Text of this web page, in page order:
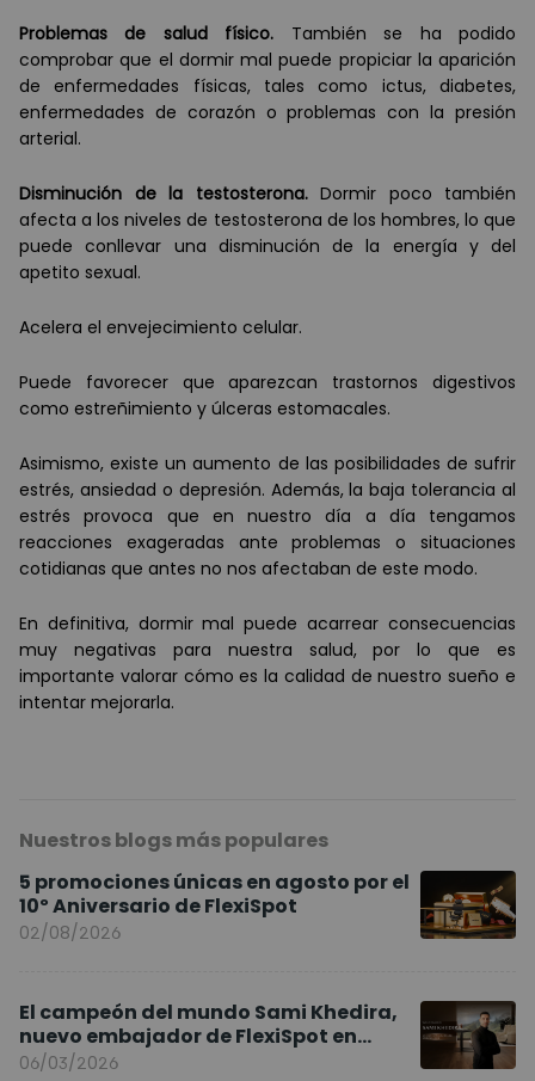
Problemas de salud físico. También se ha podido
comprobar que el dormir mal puede propiciar la aparición
de enfermedades físicas, tales como ictus, diabetes,
enfermedades de corazón o problemas con la presión
arterial.
Disminución de la testosterona.Dormir poco también
afecta a los niveles de testosterona de los hombres, lo que
puede conllevar una disminución de la energía y del
apetito sexual.
Acelera el envejecimiento celular.
Puede favorecer que aparezcan trastornos digestivos
como estreñimiento y úlceras estomacales.
Asimismo, existe un aumento de las posibilidades de sufrir
estrés, ansiedad o depresión. Además, la baja tolerancia al
estrés provoca que en nuestro día a día tengamos
reacciones exageradas ante problemas o situaciones
cotidianas que antes no nos afectaban de este modo.
En definitiva, dormir mal puede acarrear consecuencias
muy negativas para nuestra salud, por lo que es
importante valorar cómo es la calidad de nuestro sueño e
intentar mejorarla.
Nuestros blogs más populares
5 promociones únicas en agosto por el
10º Aniversario de FlexiSpot
02/08/2026
El campeón del mundo Sami Khedira,
nuevo embajador de FlexiSpot en
Europa
06/03/2026